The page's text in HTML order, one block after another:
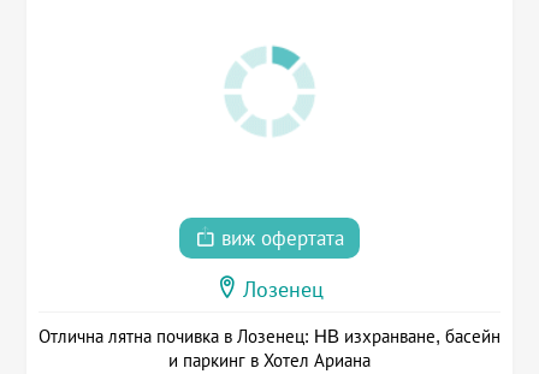
виж офертата
Лозенец
Отлична лятна почивка в Лозенец: HB изхранване, басейн
и паркинг в Хотел Ариана